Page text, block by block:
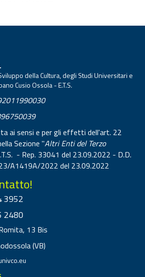
della Cultura, degli Studi Universitari e
Cusio Ossola - E.T.S.
ai sensi e per gli effetti dell'art. 22
Sezione "Altri Enti del Terzo
- Rep. 33041 del 23.09.2022 - D.D.
A1419A/2022 del 23.09.2022
3952
2480
13 Bis
(VB)